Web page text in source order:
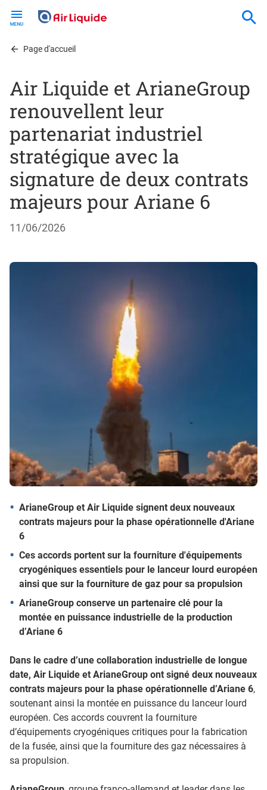
contentPage d'accueil
Air Liquide et ArianeGroup
renouvellent leur
partenariat industriel
stratégique avec la
signature de deux contrats
majeurs pour Ariane 6
11/06/2026
ArianeGroup et Air Liquide signent deux nouveaux
contrats majeurs pour la phase opérationnelle d'Ariane
6
Ces accords portent sur la fourniture d'équipements
cryogéniques essentiels pour le lanceur lourd européen
ainsi que sur la fourniture de gaz pour sa propulsion
ArianeGroup conserve un partenaire clé pour la
montée en puissance industrielle de la production
d’Ariane 6
Dans le cadre d’une collaboration industrielle de longue
date, Air Liquide et ArianeGroup ont signé deux nouveaux
contrats majeurs pour la phase opérationnelle d’Ariane 6,
soutenant ainsi la montée en puissance du lanceur lourd
européen. Ces accords couvrent la fourniture
d’équipements cryogéniques critiques pour la fabrication
de la fusée, ainsi que la fourniture des gaz nécessaires à
sa propulsion.